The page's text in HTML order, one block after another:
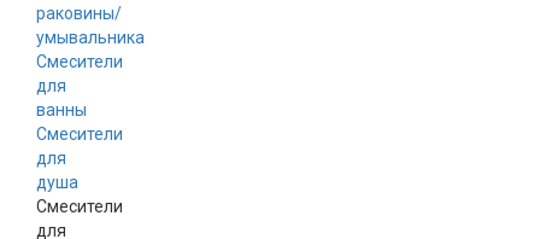
раковины/
умывальника
Смесители
для
ванны
Смесители
для
душа
Смесители
для